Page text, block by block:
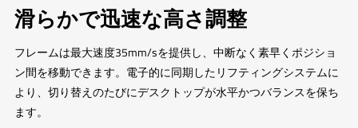
滑らかで迅速な高さ調整
フレームは最大速度35mm/sを提供し、中断なく素早くポジショ
ン間を移動できます。電子的に同期したリフティングシステムに
より、切り替えのたびにデスクトップが水平かつバランスを保ち
ます。